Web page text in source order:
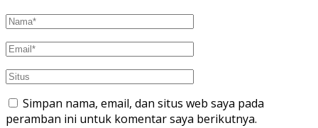
Simpan nama, email, dan situs web saya pada
peramban ini untuk komentar saya berikutnya.